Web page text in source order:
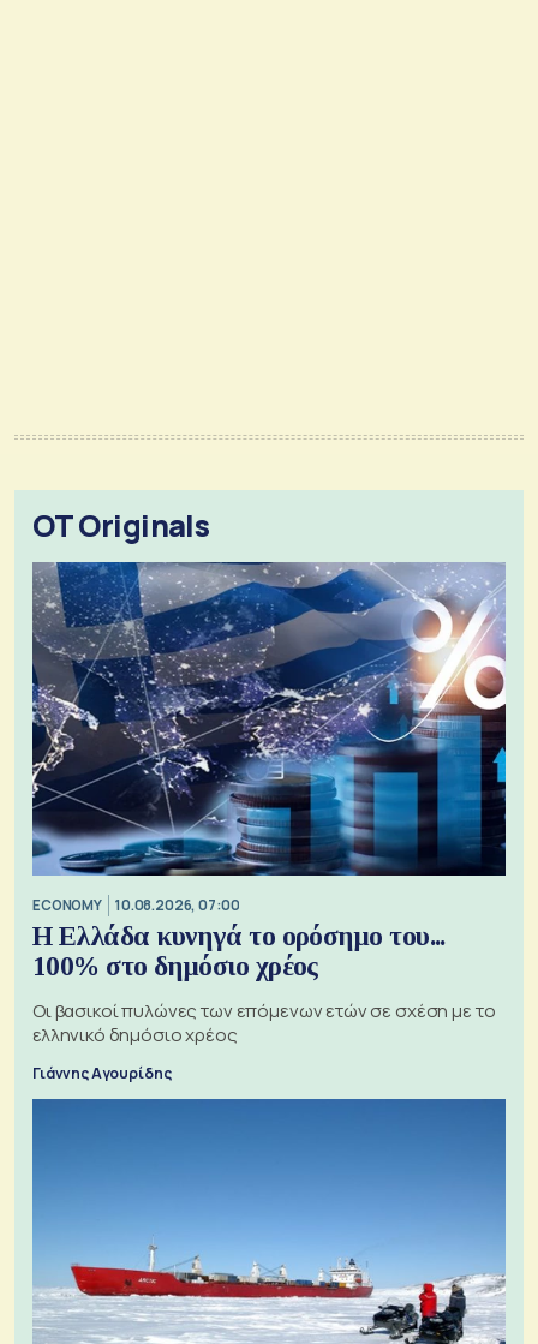
OT Originals
ECONOMY 10.08.2026, 07:00
Η Ελλάδα κυνηγά το ορόσημο του...
100% στο δημόσιο χρέος
Οι βασικοί πυλώνες των επόμενων ετών σε σχέση με το
ελληνικό δημόσιο χρέος
Γιάννης Αγουρίδης